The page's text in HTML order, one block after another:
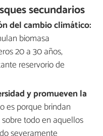
secundarios
del cambio climático:
biomasa
20 a 30 años,
reservorio de
y promueven la
es porque brindan
todo en aquellos